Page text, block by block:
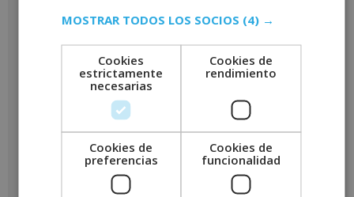
empatizar con el cliente.
Obligaciones de un administrador de
En el artículo 20 de la Ley de Propiedad Horizontal,
vienen definidas las principales funciones que debe
desarrollar el administrador de fincas en una comunidad
de vecinos. Sus tareas se dividen en tres áreas: el área
de gestión y conservación, el área de secretaría y el área
MOSTRAR TODOS LOS SOCIOS (4) →
Cookies
estrictamente
necesarias
Cookies de
rendimiento
Cookies de
preferencias
Cookies de
funcionalidad